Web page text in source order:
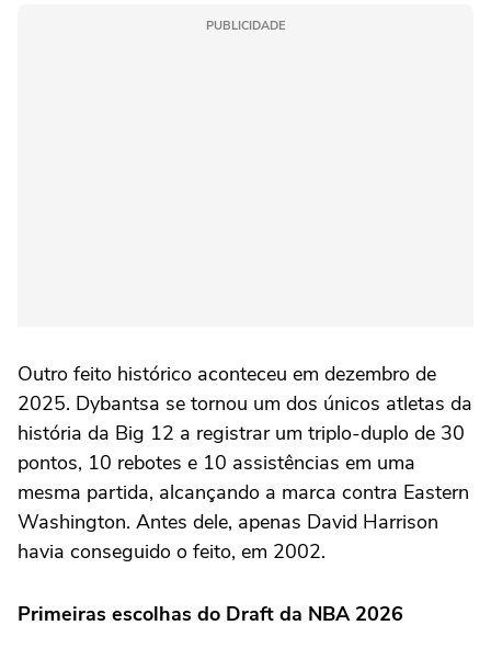
PUBLICIDADE
Outro feito histórico aconteceu em dezembro de
2025. Dybantsa se tornou um dos únicos atletas da
história da Big 12 a registrar um triplo-duplo de 30
pontos, 10 rebotes e 10 assistências em uma
mesma partida, alcançando a marca contra Eastern
Washington. Antes dele, apenas David Harrison
havia conseguido o feito, em 2002.
Primeiras escolhas do Draft da NBA 2026